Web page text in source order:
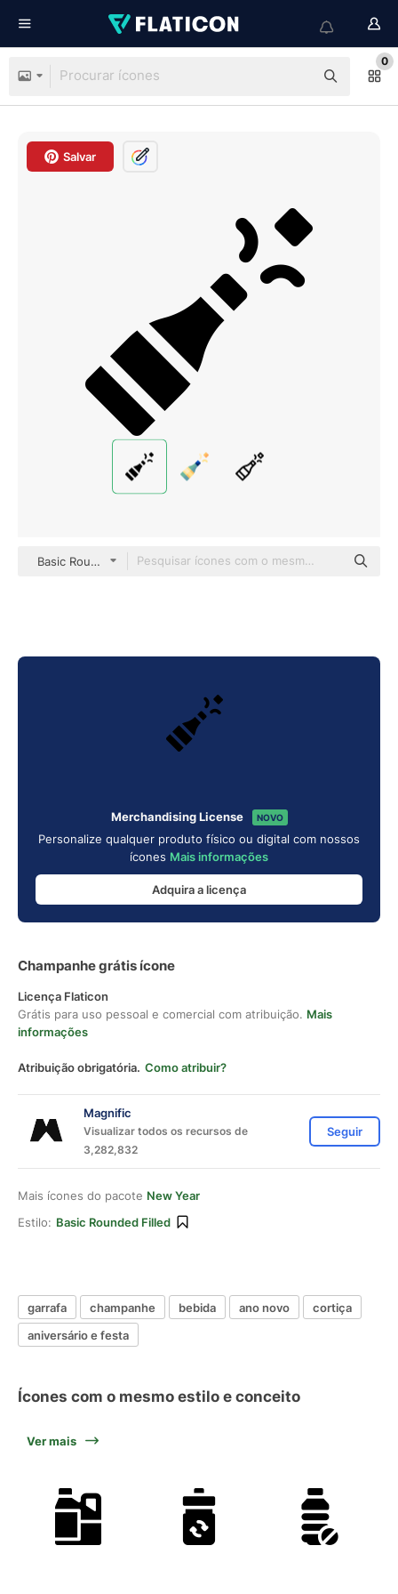
0
Salvar
Basic Rounded Filled
Merchandising License NOVO
Personalize qualquer produto físico ou digital com nossos
ícones Mais informações
Adquira a licença
Champanhe grátis ícone
Licença Flaticon
Grátis para uso pessoal e comercial com atribuição. Mais
informações
Atribuição obrigatória. Como atribuir?
Magnific
Visualizar todos os recursos de
3,282,832
Seguir
Mais ícones do pacote New Year
Estilo: Basic Rounded Filled
garrafa champanhe bebida ano novo
cortiça
aniversário e festa
Ícones com o mesmo estilo e conceito
Ver mais